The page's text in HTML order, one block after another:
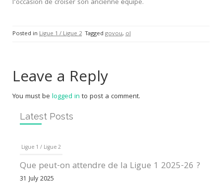
l’occasion de croiser son ancienne équipe.
Posted in Ligue 1 / Ligue 2 Tagged govou, ol
Leave a Reply
You must be logged in to post a comment.
Latest Posts
Ligue 1 / Ligue 2
Que peut-on attendre de la Ligue 1 2025-26 ?
31 July 2025